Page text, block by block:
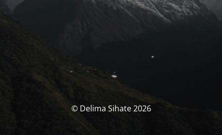
© Delima Sihate 2026